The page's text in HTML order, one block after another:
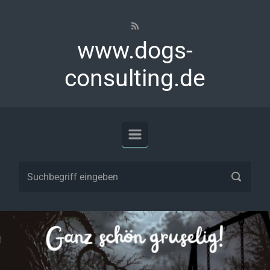
www.dogs-
consulting.de